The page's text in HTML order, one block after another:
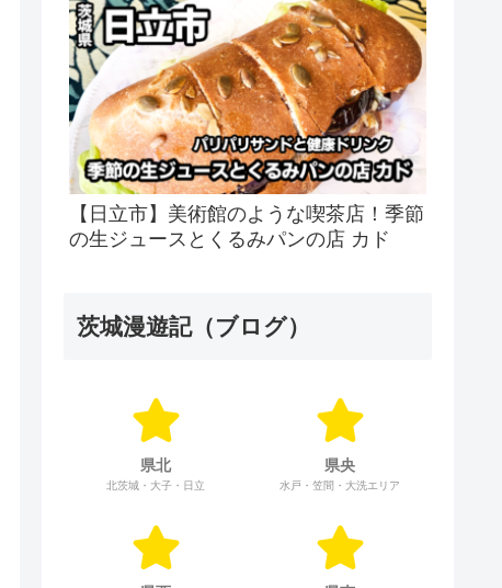
【日立市】美術館のような喫茶店！季節
の生ジュースとくるみパンの店 カド
茨城漫遊記（ブログ）
県北
北茨城・大子・日立
県央
水戸・笠間・大洗エリア